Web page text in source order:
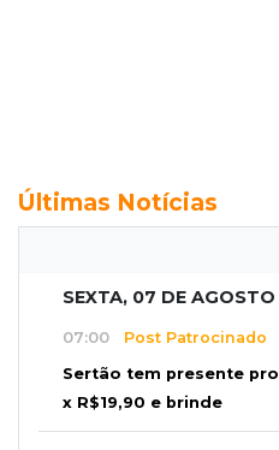
Últimas Notícias
SEXTA, 07 DE AGOSTO
07:00 Post Patrocinado
Sertão tem presente
x R$19,90 e brinde